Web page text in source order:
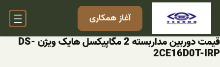
رفتن
آغاز همکاری
قیمت دوربین مداربسته 2 مگاپیکسل هایک ویژن DS-
2CE16D0T-IRP